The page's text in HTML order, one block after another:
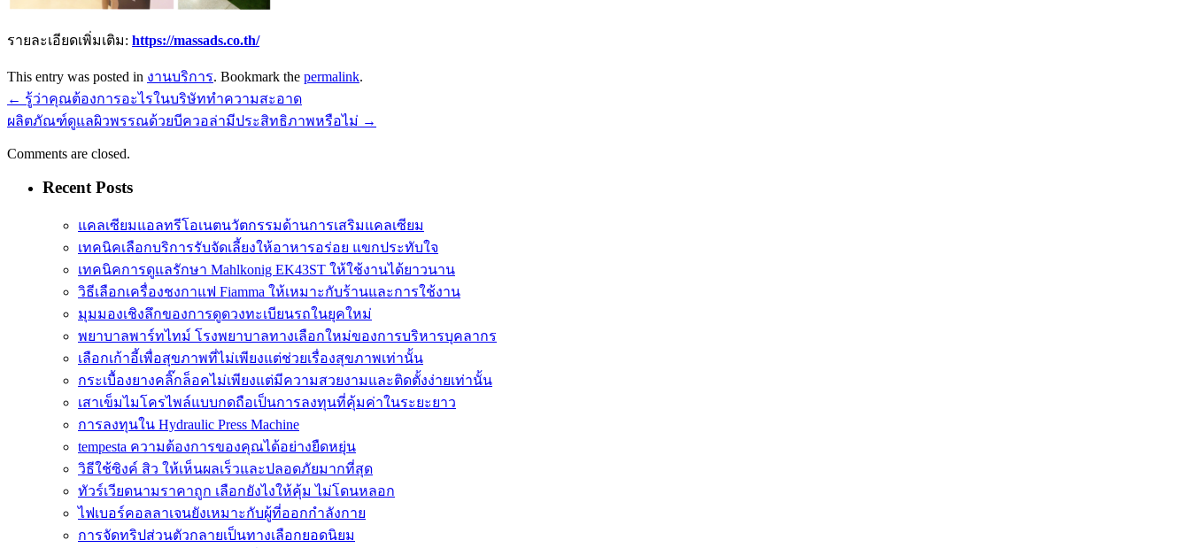
รายละเอียดเพิ่มเติม: https://massads.co.th/
This entry was posted in งานบริการ. Bookmark the permalink.
← รู้ว่าคุณต้องการอะไรในบริษัททำความสะอาด
ผลิตภัณฑ์ดูแลผิวพรรณด้วยบีควอล่ามีประสิทธิภาพหรือไม่ →
Comments are closed.
Recent Posts
แคลเซียมแอลทรีโอเนตนวัตกรรมด้านการเสริมแคลเซียม
เทคนิคเลือกบริการรับจัดเลี้ยงให้อาหารอร่อย แขกประทับใจ
เทคนิคการดูแลรักษา Mahlkonig EK43ST ให้ใช้งานได้ยาวนาน
วิธีเลือกเครื่องชงกาแฟ Fiamma ให้เหมาะกับร้านและการใช้งาน
มุมมองเชิงลึกของการดูดวงทะเบียนรถในยุคใหม่
พยาบาลพาร์ทไทม์ โรงพยาบาลทางเลือกใหม่ของการบริหารบุคลากร
เลือกเก้าอี้เพื่อสุขภาพที่ไม่เพียงแต่ช่วยเรื่องสุขภาพเท่านั้น
กระเบื้องยางคลิ๊กล็อคไม่เพียงแต่มีความสวยงามและติดตั้งง่ายเท่านั้น
เสาเข็มไมโครไพล์แบบกดถือเป็นการลงทุนที่คุ้มค่าในระยะยาว
การลงทุนใน Hydraulic Press Machine
tempesta ความต้องการของคุณได้อย่างยืดหยุ่น
วิธีใช้ซิงค์ สิว ให้เห็นผลเร็วและปลอดภัยมากที่สุด
ทัวร์เวียดนามราคาถูก เลือกยังไงให้คุ้ม ไม่โดนหลอก
ไฟเบอร์คอลลาเจนยังเหมาะกับผู้ที่ออกกำลังกาย
การจัดทริปส่วนตัวกลายเป็นทางเลือกยอดนิยม